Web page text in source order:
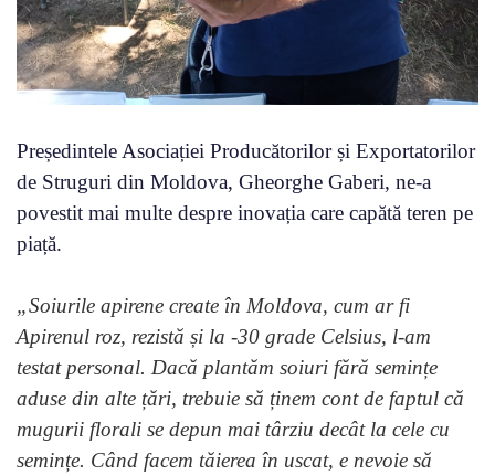
Președintele Asociației Producătorilor și Exportatorilor
de Struguri din Moldova, Gheorghe Gaberi, ne-a
povestit mai multe despre inovația care capătă teren pe
piață.
„Soiurile apirene create în Moldova, cum ar fi
Apirenul roz, rezistă și la -30 grade Celsius, l-am
testat personal. Dacă plantăm soiuri fără semințe
aduse din alte țări, trebuie să ținem cont de faptul că
mugurii florali se depun mai târziu decât la cele cu
semințe. Când facem tăierea în uscat, e nevoie să